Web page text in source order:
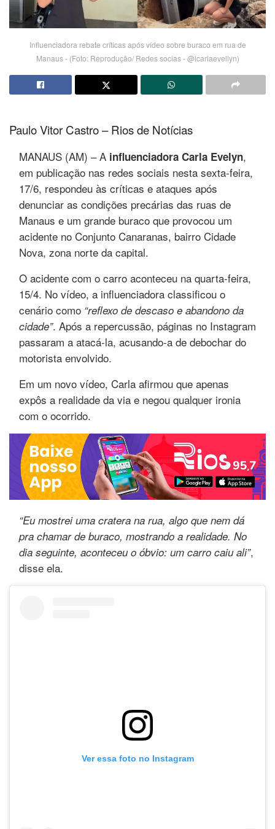
Influenciadora rebate críticas após vídeo sobre buraco em rua de
Manaus - (Foto: Reprodução/ Redes socias - @icarlaevellyn)
Paulo Vitor Castro – Rios de Notícias
MANAUS (AM) – A influenciadora Carla Evelyn,
em publicação nas redes sociais nesta sexta-feira,
17/6, respondeu às críticas e ataques após
denunciar as condições precárias das ruas de
Manaus e um grande buraco que provocou um
acidente no Conjunto Canaranas, bairro Cidade
Nova, zona norte da capital.
O acidente com o carro aconteceu na quarta-feira,
15/4. No vídeo, a influenciadora classificou o
cenário como “reflexo de descaso e abandono da
cidade”. Após a repercussão, páginas no Instagram
passaram a atacá-la, acusando-a de debochar do
motorista envolvido.
Em um novo vídeo, Carla afirmou que apenas
expôs a realidade da via e negou qualquer ironia
com o ocorrido.
“Eu mostrei uma cratera na rua, algo que nem dá
pra chamar de buraco, mostrando a realidade. No
dia seguinte, aconteceu o óbvio: um carro caiu ali”,
disse ela.
Ver essa foto no Instagram